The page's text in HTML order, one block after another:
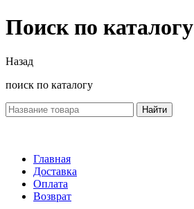
Поиск по каталогу
Назад
поиск по каталогу
Найти
Главная
Доставка
Оплата
Возврат